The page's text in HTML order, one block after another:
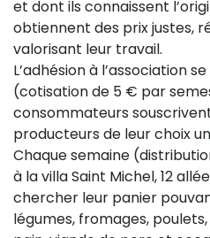
et dont ils connaissent
obtiennent des prix justes,
valorisant leur travail.
L’adhésion à l’association
(cotisation de 5 € par
consommateurs
producteurs de leur choix
Chaque semaine
à la villa Saint Michel, 12
chercher leur panier
légumes, fromages,